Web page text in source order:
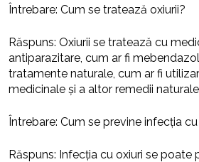
Întrebare: Cum se tratează oxiurii?
Răspuns: Oxiurii se tratează cu
antiparazitare, cum ar fi
tratamente naturale, cum ar fi
medicinale și a altor remedii
Întrebare: Cum se previne infecția
Răspuns: Infecția cu oxiuri se poate